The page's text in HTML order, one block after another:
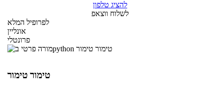
להציג טלפון
לשלוח ווצאפ
לפרופיל המלא
אונליין
פרונטלי
טימור טימור